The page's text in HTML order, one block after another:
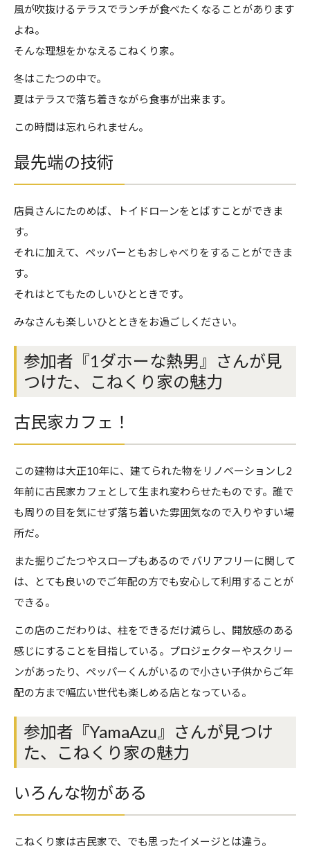
風が吹抜けるテラスでランチが食べたくなることがあります
よね。
そんな理想をかなえるこねくり家。
冬はこたつの中で。
夏はテラスで落ち着きながら食事が出来ます。
この時間は忘れられません。
最先端の技術
店員さんにたのめば、トイドローンをとばすことができま
す。
それに加えて、ペッパーともおしゃべりをすることができま
す。
それはとてもたのしいひとときです。
みなさんも楽しいひとときをお過ごしください。
参加者『1ダホーな熱男』さんが見
つけた、こねくり家の魅力
古民家カフェ！
この建物は大正10年に、建てられた物をリノベーションし2
年前に古民家カフェとして生まれ変わらせたものです。誰で
も周りの目を気にせず落ち着いた雰囲気なので入りやすい場
所だ。
また掘りごたつやスロープもあるので バリアフリーに関して
は、とても良いのでご年配の方でも安心して利用することが
できる。
この店のこだわりは、柱をできるだけ減らし、開放感のある
感じにすることを目指している。プロジェクターやスクリー
ンがあったり、ペッパーくんがいるので小さい子供からご年
配の方まで幅広い世代も楽しめる店となっている。
参加者『YamaAzu』さんが見つけ
た、こねくり家の魅力
いろんな物がある
こねくり家は古民家で、でも思ったイメージとは違う。